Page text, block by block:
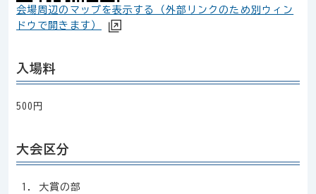
会場周辺のマップを表示する（外部リンクのため別ウィン
ドウで開きます）
入場料
500円
大会区分
大賞の部